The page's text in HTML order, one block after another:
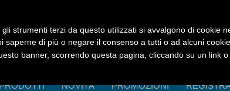
NOVITÀ PROMOZIONI
strumenti terzi da questo utilizzati si avvalgono di cookie
saperne di più o negare il consenso a tutti o ad alcuni
banner, scorrendo questa pagina, cliccando su un link